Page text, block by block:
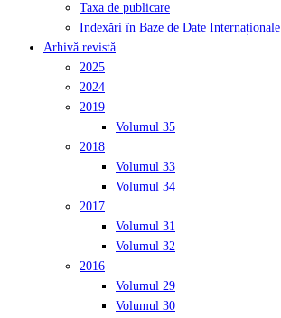
Taxa de publicare
Indexări în Baze de Date Internaționale
Arhivă revistă
2025
2024
2019
Volumul 35
2018
Volumul 33
Volumul 34
2017
Volumul 31
Volumul 32
2016
Volumul 29
Volumul 30